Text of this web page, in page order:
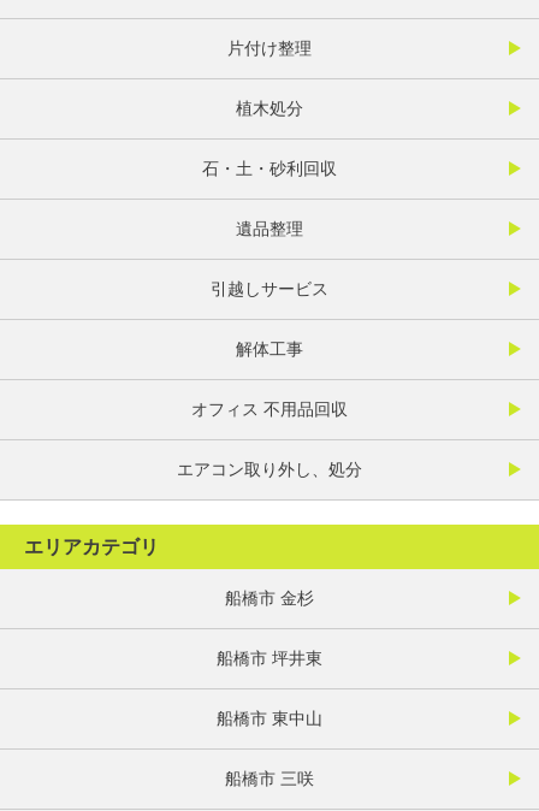
片付け整理
植木処分
石・土・砂利回収
遺品整理
引越しサービス
解体工事
オフィス 不用品回収
エアコン取り外し、処分
エリアカテゴリ
船橋市 金杉
船橋市 坪井東
船橋市 東中山
船橋市 三咲